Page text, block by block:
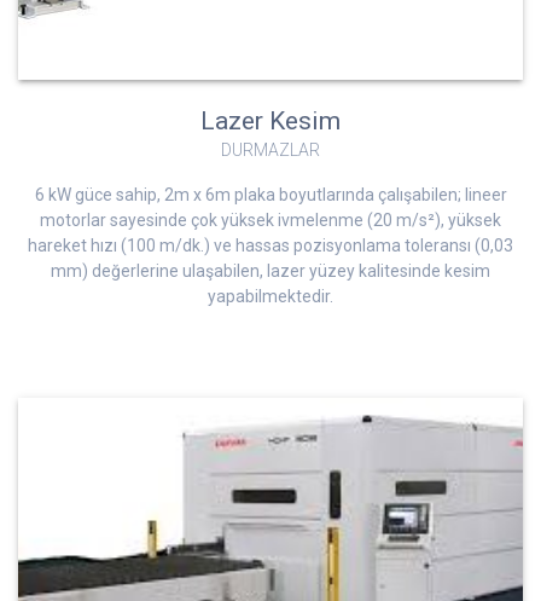
Lazer Kesim
DURMAZLAR
6 kW güce sahip, 2m x 6m plaka boyutlarında çalışabilen; lineer
motorlar sayesinde çok yüksek ivmelenme (20 m/s²), yüksek
hareket hızı (100 m/dk.) ve hassas pozisyonlama toleransı (0,03
mm) değerlerine ulaşabilen, lazer yüzey kalitesinde kesim
yapabilmektedir.